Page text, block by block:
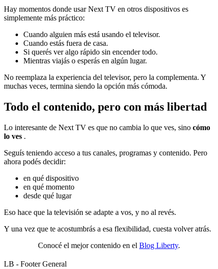
Hay momentos donde usar Next TV en otros dispositivos es
simplemente más práctico:
Cuando alguien más está usando el televisor.
Cuando estás fuera de casa.
Si querés ver algo rápido sin encender todo.
Mientras viajás o esperás en algún lugar.
No reemplaza la experiencia del televisor, pero la complementa. Y
muchas veces, termina siendo la opción más cómoda.
Todo el contenido, pero con más libertad
Lo interesante de Next TV es que no cambia lo que ves, sino cómo
lo ves .
Seguís teniendo acceso a tus canales, programas y contenido. Pero
ahora podés decidir:
en qué dispositivo
en qué momento
desde qué lugar
Eso hace que la televisión se adapte a vos, y no al revés.
Y una vez que te acostumbrás a esa flexibilidad, cuesta volver atrás.
Conocé el mejor contenido en el Blog Liberty.
LB - Footer General